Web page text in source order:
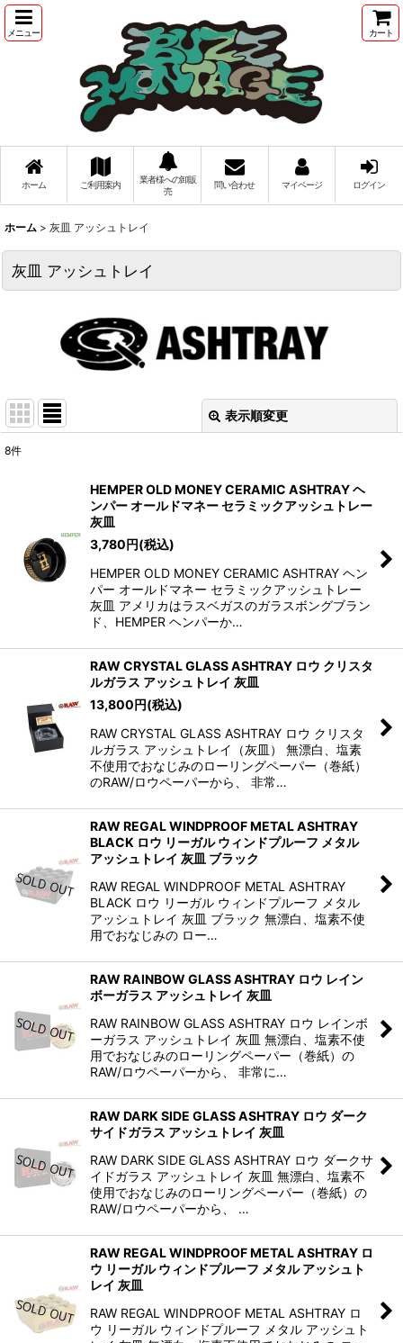
メニュー カート
ホーム ご利用案内
業者様への卸販
売
問い合わせ マイページ ログイン
ホーム > 灰皿 アッシュトレイ
灰皿 アッシュトレイ
表示順変更
8件
HEMPER OLD MONEY CERAMIC ASHTRAY ヘ
ンパー オールドマネー セラミックアッシュトレー
灰皿
3,780円(税込)
HEMPER OLD MONEY CERAMIC ASHTRAY ヘン
パー オールドマネー セラミックアッシュトレー
灰皿 アメリカはラスベガスのガラスボングブラン
ド、HEMPER ヘンパーか…
RAW CRYSTAL GLASS ASHTRAY ロウ クリスタ
ルガラス アッシュトレイ 灰皿
13,800円(税込)
RAW CRYSTAL GLASS ASHTRAY ロウ クリスタ
ルガラス アッシュトレイ（灰皿） 無漂白、塩素
不使用でおなじみのローリングペーパー（巻紙）
のRAW/ロウペーパーから、 非常…
RAW REGAL WINDPROOF METAL ASHTRAY
BLACK ロウ リーガル ウィンドプルーフ メタル
アッシュトレイ 灰皿 ブラック
RAW REGAL WINDPROOF METAL ASHTRAY
BLACK ロウ リーガル ウィンドプルーフ メタル
アッシュトレイ 灰皿 ブラック 無漂白、塩素不使
用でおなじみの ロー…
RAW RAINBOW GLASS ASHTRAY ロウ レイン
ボーガラス アッシュトレイ 灰皿
RAW RAINBOW GLASS ASHTRAY ロウ レインボ
ーガラス アッシュトレイ 灰皿 無漂白、塩素不使
用でおなじみのローリングペーパー（巻紙）の
RAW/ロウペーパーから、 非常に…
RAW DARK SIDE GLASS ASHTRAY ロウ ダーク
サイドガラス アッシュトレイ 灰皿
RAW DARK SIDE GLASS ASHTRAY ロウ ダークサ
イドガラス アッシュトレイ 灰皿 無漂白、塩素不
使用でおなじみのローリングペーパー（巻紙）の
RAW/ロウペーパーから、 …
RAW REGAL WINDPROOF METAL ASHTRAY ロ
ウ リーガル ウィンドプルーフ メタル アッシュト
レイ 灰皿
RAW REGAL WINDPROOF METAL ASHTRAY ロ
ウ リーガル ウィンドプルーフ メタル アッシュト